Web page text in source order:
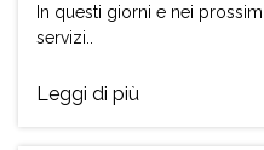
In questi giorni e nei
servizi..
Leggi di più